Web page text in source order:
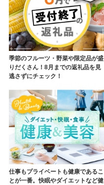
季節のフルーツ・野菜や限定品が盛
りだくさん！8月までの返礼品を見
逃さずにチェック！
仕事もプライベートも健康であるこ
とが一番。快眠やダイエットなど健